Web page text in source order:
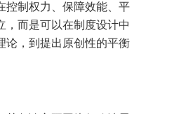
控制权力、保障效能、平
，而是可以在制度设计中
论，到提出原创性的平衡